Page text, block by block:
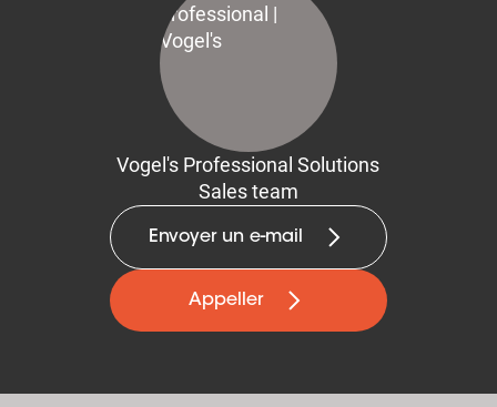
Vogel's Professional Solutions
Sales team
Envoyer un e-mail
Appeller